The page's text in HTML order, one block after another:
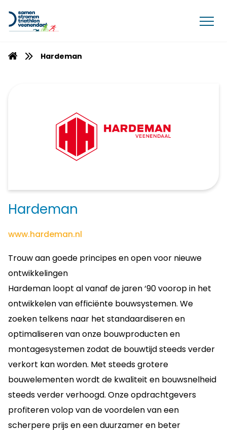
Hardeman
Hardeman
www.hardeman.nl
Trouw aan goede principes en open voor nieuwe
ontwikkelingen
Hardeman loopt al vanaf de jaren ‘90 voorop in het
ontwikkelen van efficiënte bouwsystemen. We
zoeken telkens naar het standaardiseren en
optimaliseren van onze bouwproducten en
montagesystemen zodat de bouwtijd steeds verder
verkort kan worden. Met steeds grotere
bouwelementen wordt de kwaliteit en bouwsnelheid
steeds verder verhoogd. Onze opdrachtgevers
profiteren volop van de voordelen van een
scherpere prijs en een duurzamer en beter